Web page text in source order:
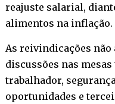
reajuste salarial,
alimentos na inflação.
As reivindicações não
discussões nas
trabalhador,
oportunidades e